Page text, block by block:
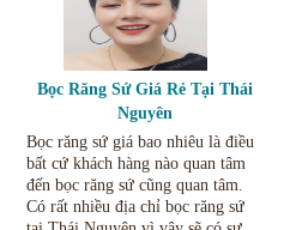
Bọc Răng Sứ Giá Rẻ Tại Thái
Nguyên
Bọc răng sứ giá bao nhiêu là điều
bất cứ khách hàng nào quan tâm
đến bọc răng sứ cũng quan tâm.
Có rất nhiều địa chỉ bọc răng sứ